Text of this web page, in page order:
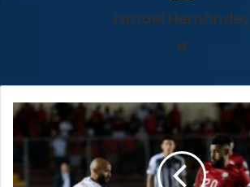
Ismael Hernández
El
de
o